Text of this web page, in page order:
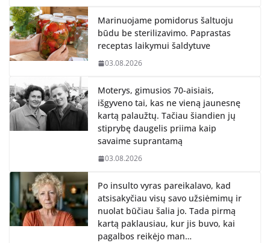
Marinuojame pomidorus šaltuoju
būdu be sterilizavimo. Paprastas
receptas laikymui šaldytuve
03.08.2026
Moterys, gimusios 70-aisiais,
išgyveno tai, kas ne vieną jaunesnę
kartą palaužtų. Tačiau šiandien jų
stiprybę daugelis priima kaip
savaime suprantamą
03.08.2026
Po insulto vyras pareikalavo, kad
atsisakyčiau visų savo užsiėmimų ir
nuolat būčiau šalia jo. Tada pirmą
kartą paklausiau, kur jis buvo, kai
pagalbos reikėjo man…